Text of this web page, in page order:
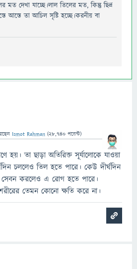
মত দেখা যাচ্ছে।লাল তিলের মত, কিন্তু ছিদ্র
আস্তে তা আচিল সৃষ্টি হচ্ছে।করনীয় বা
Ismot Rahman (28,740 পয়েন্ট)
হয়। তা ছাড়া অতিরিক্ত সূর্যালোকে যাওয়া
চললেও তিল হতে পারে। কেউ দীর্ঘদিন
করলেও এ রোগ হতে পারে।
তেমন কোনো ক্ষতি করে না।